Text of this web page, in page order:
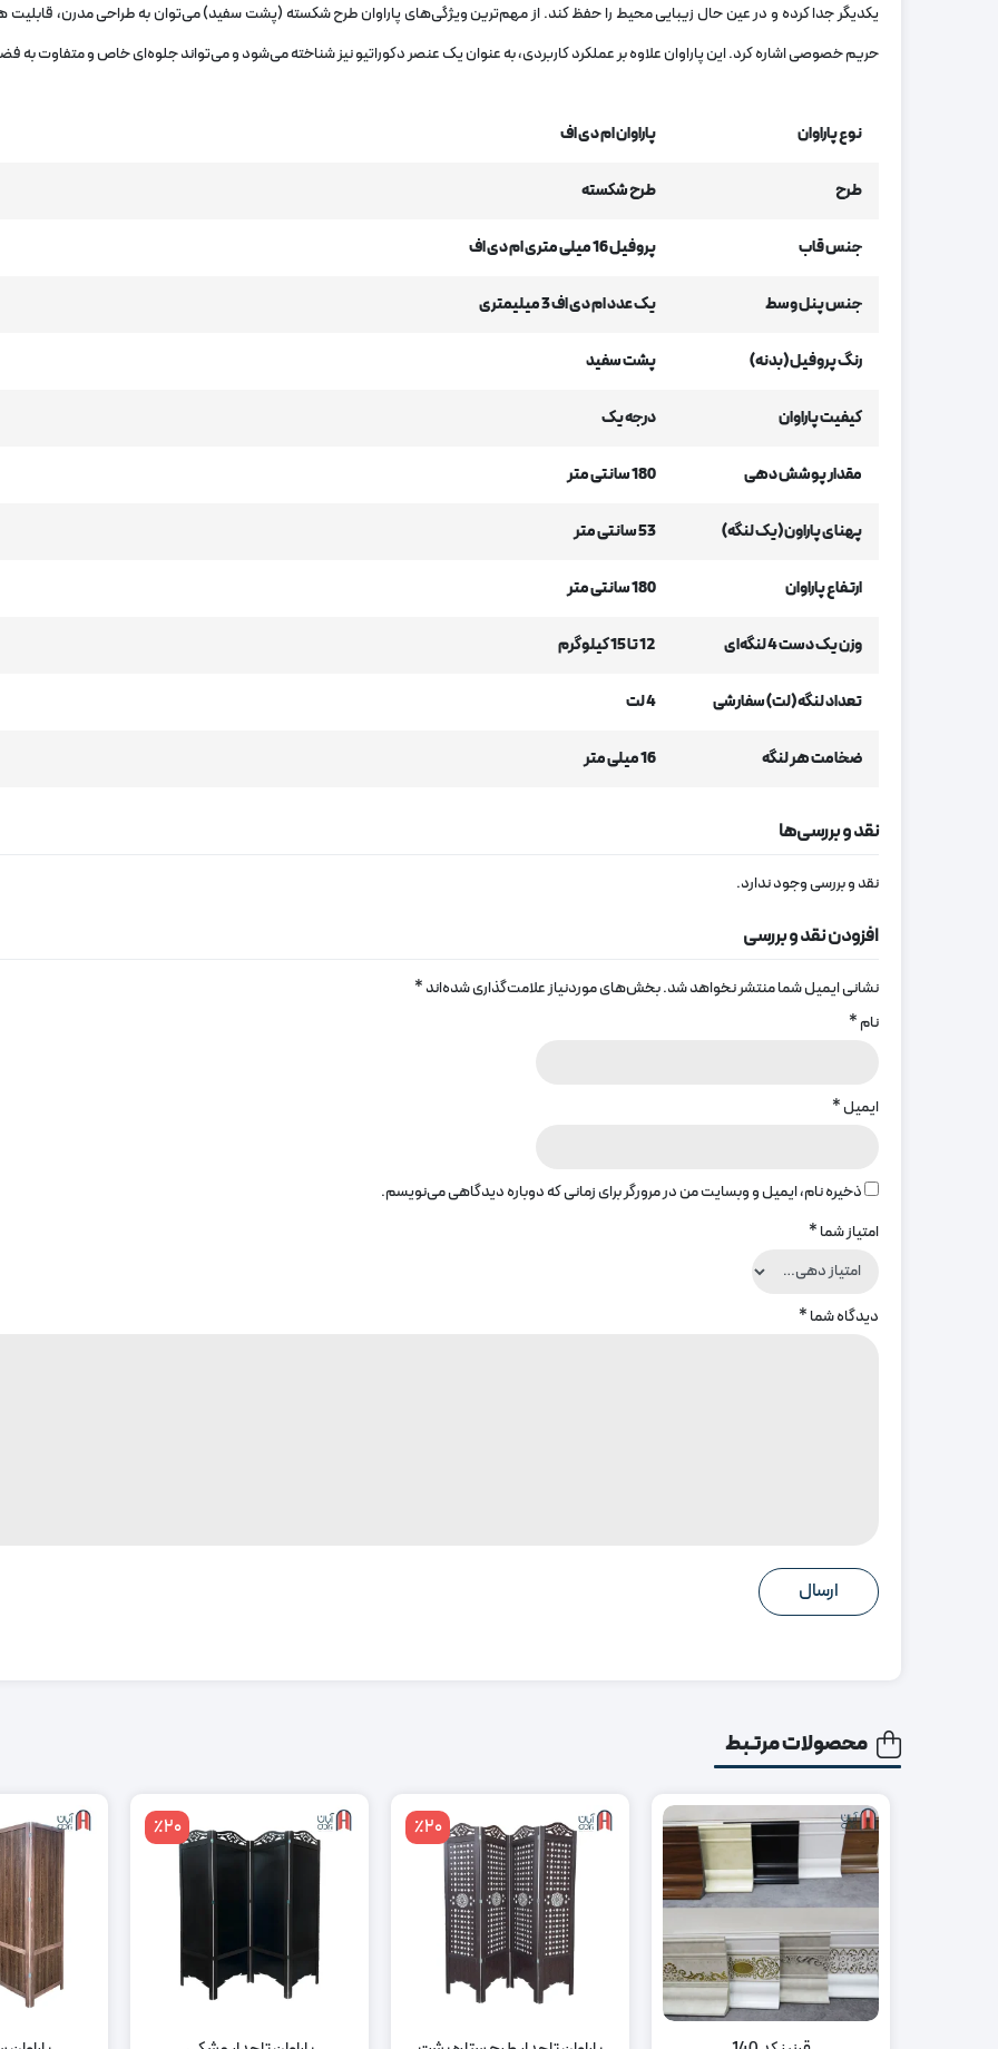
یکدیگر جدا کرده و در عین حال زیبایی محیط را حفظ کند. از مهم‌ترین ویژگی‌های پاراوان طرح شکسته (پشت سفید) می‌توان به طراحی مدرن،
حریم خصوصی اشاره کرد. این پاراوان علاوه بر عملکرد کاربردی، به عنوان یک عنصر دکوراتیو نیز شناخته می‌شود و می‌تواند جلوه‌ای خاص و متفاوت به
نوع پاراوان پاراوان ام دی اف
طرح طرح شکسته
جنس قاب پروفیل 16 میلی متری ام دی اف
جنس پنل وسط یک عدد ام دی اف 3 میلیمتری
رنگ پروفیل (بدنه) پشت سفید
کیفیت پاراوان درجه یک
مقدار پوشش دهی 180 سانتی متر
پهنای پاراون (یک لنگه) 53 سانتی متر
ارتفاع پاراوان 180 سانتی متر
وزن یک دست 4 لنگه‌ای 12 تا 15 کیلوگرم
تعداد لنگه (لت) سفارشی 4 لت
ضخامت هر لنگه 16 میلی متر
نقد و بررسی‌ها
نقد و بررسی وجود ندارد.
افزودن نقد و بررسی
نشانی ایمیل شما منتشر نخواهد شد.بخش‌های موردنیاز علامت‌گذاری شده‌اند*
نام*
ایمیل*
ذخیره نام، ایمیل و وبسایت من در مرورگر برای زمانی که دوباره دیدگاهی می‌نویسم.
امتیاز شما*
دیدگاه شما*
محصولات مرتبط
٪20 ٪20